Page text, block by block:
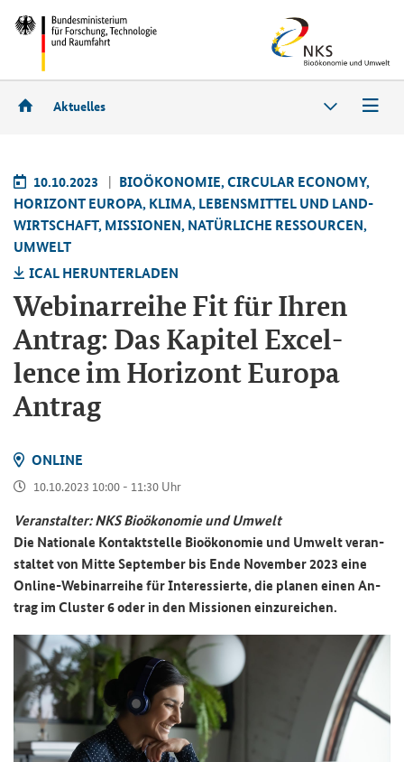
Aktuelles
10.10.2023
BIO­ÖKO­NO­MIE, CIR­CU­LAR ECO­NO­MY,
HO­RI­ZONT EU­RO­PA, KLIMA, LE­BENS­MIT­TEL UND LAND­
WIRT­SCHAFT, MIS­SIO­NEN, NA­TÜR­LI­CHE RES­SOUR­CEN,
UM­WELT
ICAL HER­UN­TER­LA­DEN
We­bi­nar­rei­he Fit für Ihren
An­trag: Das Ka­pi­tel Ex­cel­
lence im Ho­ri­zont Eu­ro­pa
An­trag
ON­LINE
10.10.2023 10:00 - 11:30 Uhr
Ver­an­stal­ter: NKS Bio­öko­no­mie und Um­welt
Die Na­tio­na­le Kon­takt­stel­le Bio­öko­no­mie und Um­welt ver­an­
stal­tet von Mitte Sep­tem­ber bis Ende No­vem­ber 2023 eine
Online-​Webinarreihe für In­ter­es­sier­te, die pla­nen einen An­
trag im Clus­ter 6 oder in den Mis­sio­nen ein­zu­rei­chen.